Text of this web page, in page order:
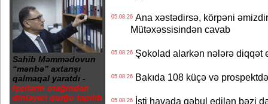
Sahib Məmmədovun
“mənbə” axtarışı
qalmaqal yaratdı -
İşçilərin otağından
dinləyici qurğu tapılıb
05.08.26Ana xəstədirsə, körpəni
Mütəxəssisindən cavab
05.08.26Şokolad alarkən nələrə diqqət
05.08.26Bakıda 108 küçə və
05.08.26İsti havada qəbul edilən bəzi